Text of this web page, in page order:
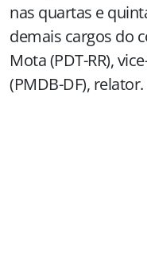
nas quartas e
demais cargos do
Mota (PDT-RR),
(PMDB-DF), relator.